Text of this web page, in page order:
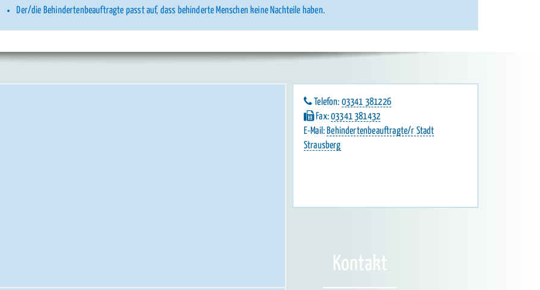
Der/die Behindertenbeauftragte passt auf, dass behinderte Menschen keine Nachteile haben.
Telefon: 03341 381226
Fax:03341 381432
E-Mail: Behindertenbeauftragte/r Stadt
Strausberg
Kontakt